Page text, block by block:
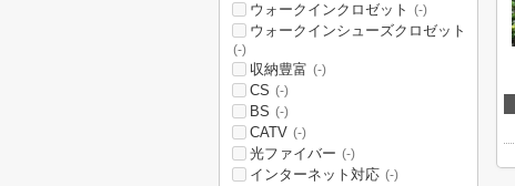
ウォークインクロゼット (-)
ウォークインシューズクロゼット
(-)
収納豊富 (-)
CS (-)
BS (-)
CATV (-)
光ファイバー (-)
インターネット対応 (-)